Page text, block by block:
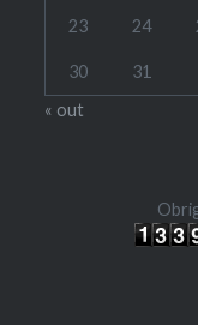
23 24
30
31
« out